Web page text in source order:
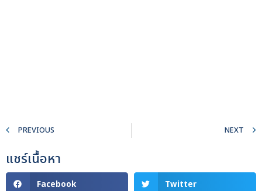
PREVIOUS NEXT
แชร์เนื้อหา
Facebook Twitter